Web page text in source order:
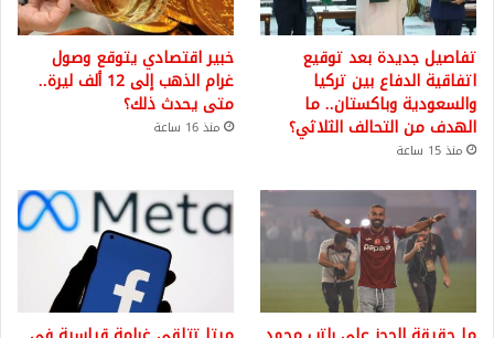
تفاصيل جديدة بعد توقيع
اتفاقية الدفاع بين تركيا
والسعودية وباكستان.. ما
الهدف من التحالف الثلاثي؟
منذ 15 ساعة
خبير اقتصادي يتوقع وصول
غرام الذهب إلى 12 ألف ليرة..
متى يحدث ذلك؟
منذ 16 ساعة